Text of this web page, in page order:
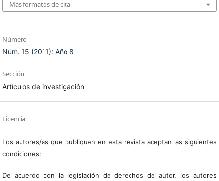
Más formatos de cita
Número
Núm. 15 (2011): Año 8
Sección
Artículos de investigación
Licencia
Los autores/as que publiquen en esta revista aceptan las siguientes
condiciones:
De acuerdo con la legislación de derechos de autor, los autores